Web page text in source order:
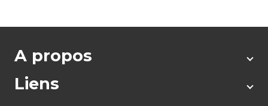
A propos
Liens